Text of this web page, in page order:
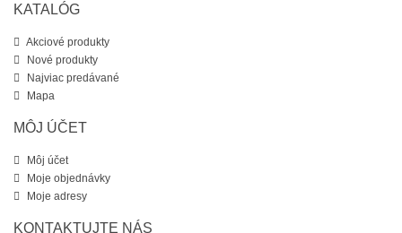
KATALÓG
Akciové produkty
Nové produkty
Najviac predávané
Mapa
MÔJ ÚČET
Môj účet
Moje objednávky
Moje adresy
KONTAKTUJTE NÁS